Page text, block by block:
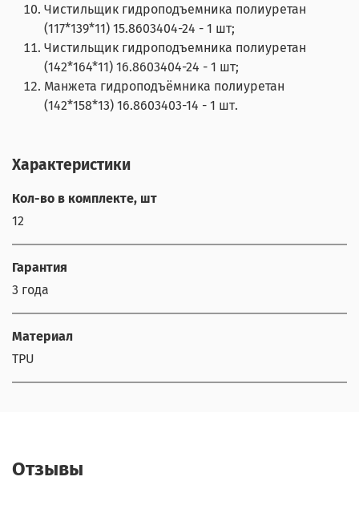
Чистильщик гидроподъемника полиуретан
(117*139*11) 15.8603404-24 - 1 шт;
Чистильщик гидроподъемника полиуретан
(142*164*11) 16.8603404-24 - 1 шт;
Манжета гидроподъёмника полиуретан
(142*158*13) 16.8603403-14 - 1 шт.
Характеристики
Кол-во в комплекте, шт
12
Гарантия
3 года
Материал
TPU
Отзывы